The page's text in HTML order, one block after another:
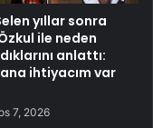
yıllar sonra
ile neden
anlattı:
ihtiyacım var
7, 2026